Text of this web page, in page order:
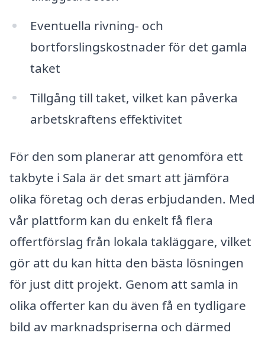
Eventuella rivning- och
bortforslingskostnader för det gamla
taket
Tillgång till taket, vilket kan påverka
arbetskraftens effektivitet
För den som planerar att genomföra ett
takbyte i Sala är det smart att jämföra
olika företag och deras erbjudanden. Med
vår plattform kan du enkelt få flera
offertförslag från lokala takläggare, vilket
gör att du kan hitta den bästa lösningen
för just ditt projekt. Genom att samla in
olika offerter kan du även få en tydligare
bild av marknadspriserna och därmed